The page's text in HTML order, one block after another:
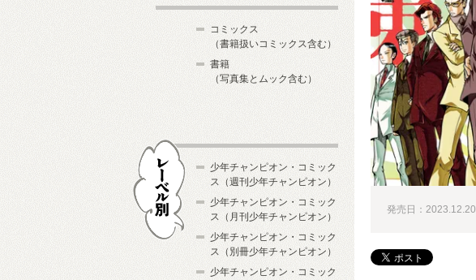
発売日：2023.12.20
コミックス
（書籍扱いコミックス含む）
書籍
（写真集とムック含む）
少年チャンピオン・コミック
ス（週刊少年チャンピオン）
少年チャンピオン・コミック
ス（月刊少年チャンピオン）
少年チャンピオン・コミック
ス（別冊少年チャンピオン）
少年チャンピオン・コミック